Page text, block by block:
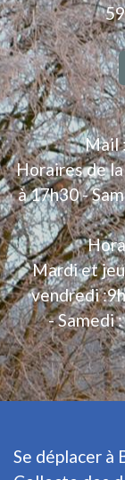
Mail
Horaires de
à 17h30 -
Mardi et
vendredi
- Samedi
Se déplacer à